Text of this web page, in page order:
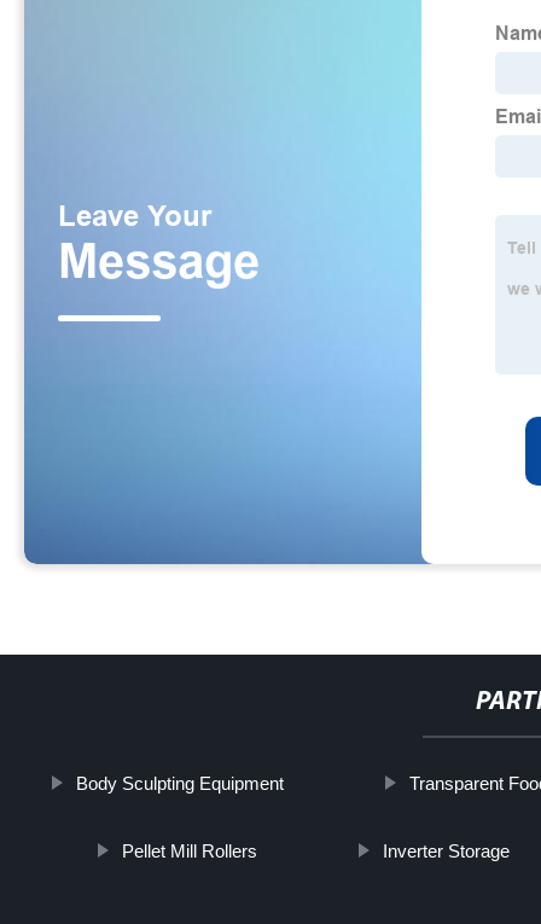
Body Sculpting Equipment Transparent
Pellet Mill Rollers Inverter Storage